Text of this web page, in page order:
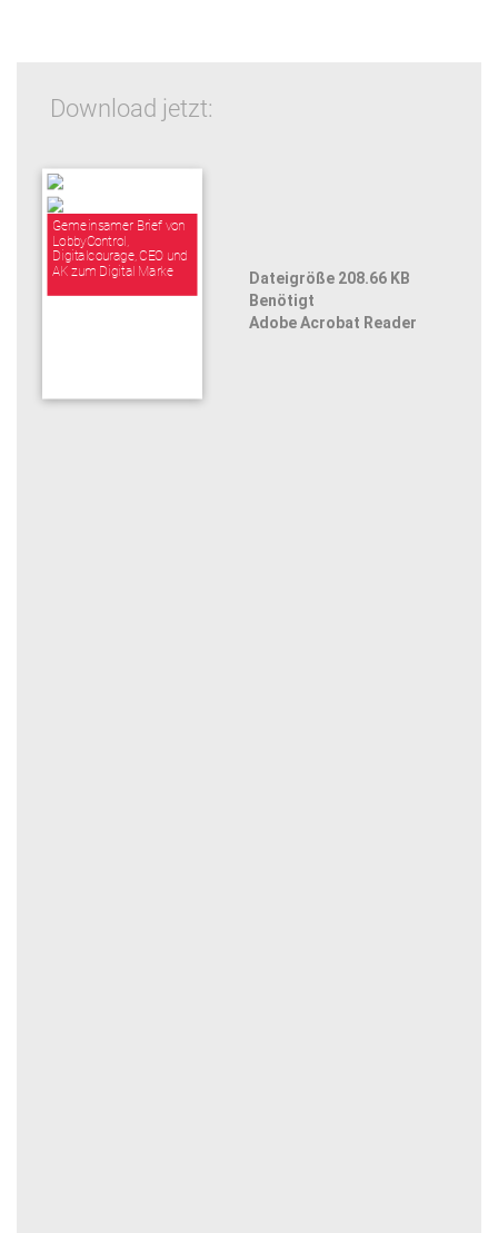
Download jetzt:
Gemeinsamer Brief von
LobbyControl,
Digitalcourage, CEO und
AK zum Digital Marke
Dateigröße 208.66 KB
Benötigt
Adobe Acrobat Reader